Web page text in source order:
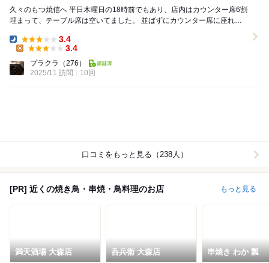
久々のもつ焼信へ 平日木曜日の18時前でもあり、店内はカウンター席6割
埋まって、テーブル席は空いてました。 並ばずにカウンター席に座れま
Dinner:
3.4
3.4
プラクラ
（276）
2025/11 訪問
10回
口コミをもっと見る（238人）
[PR] 近くの焼き鳥・串焼・鳥料理のお店 もっと見る
満天酒場 大森店 呑兵衛 大森店 串焼き わか 瓢